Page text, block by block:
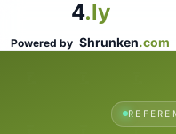
4.ly
Powered by Shrunken.com